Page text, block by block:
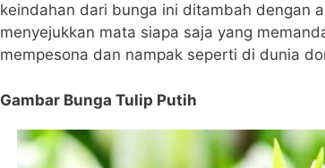
keindahan dari bunga ini ditambah dengan
menyejukkan mata siapa saja yang
mempesona dan nampak seperti di dunia
Gambar Bunga Tulip Putih